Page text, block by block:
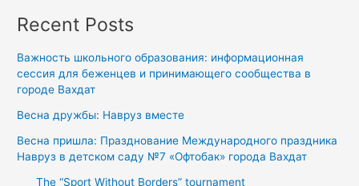
Recent Posts
Важность школьного образования: информационная
сессия для беженцев и принимающего сообщества в
городе Вахдат
Весна дружбы: Навруз вместе
Весна пришла: Празднование Международного праздника
Навруз в детском саду №7 «Офтобак» города Вахдат
The “Sport Without Borders” tournament